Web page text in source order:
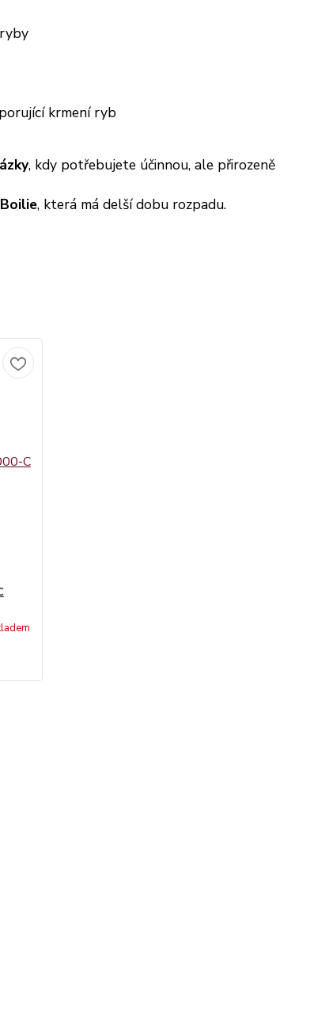
krmení ryb
, kdy potřebujete účinnou, ale přirozeně
, která má delší dobu rozpadu.